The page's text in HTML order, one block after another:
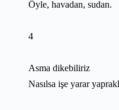
Öyle, havadan, sudan.
4
Asma dikebiliriz
Nasılsa işe yarar